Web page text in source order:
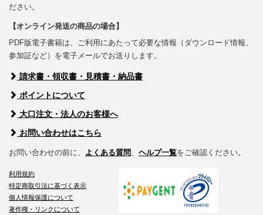
ださい。
【オンライン発送の商品の場合】
PDF版電子書籍は、ご利用にあたって必要な情報（ダウンロード情報、
参加証など）を電子メールでお送りします。
請求書・領収書・見積書・納品書
ポイントについて
大口注文・法人のお客様へ
お問い合わせはこちら
お問い合わせの前に、 よくある質問、 ヘルプ一覧をご確認ください。
利用規約
特定商取引法に基づく表示
個人情報保護について
著作権・リンクについて